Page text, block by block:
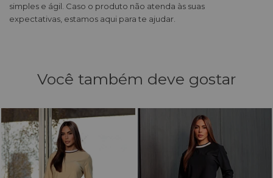
simples e ágil. Caso o produto não atenda às suas
expectativas, estamos aqui para te ajudar.
Você também deve gostar